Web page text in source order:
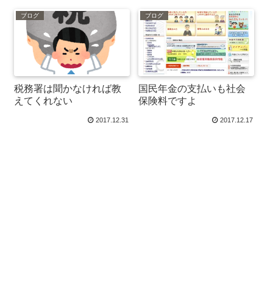
ブログ
税務署は聞かなければ教
えてくれない
2017.12.31
ブログ
国民年金の支払いも社会
保険料ですよ
2017.12.17